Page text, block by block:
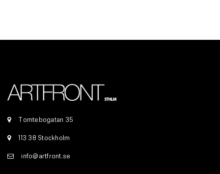
Tomtebogatan 35
113 38 Stockholm
info@artfront.se